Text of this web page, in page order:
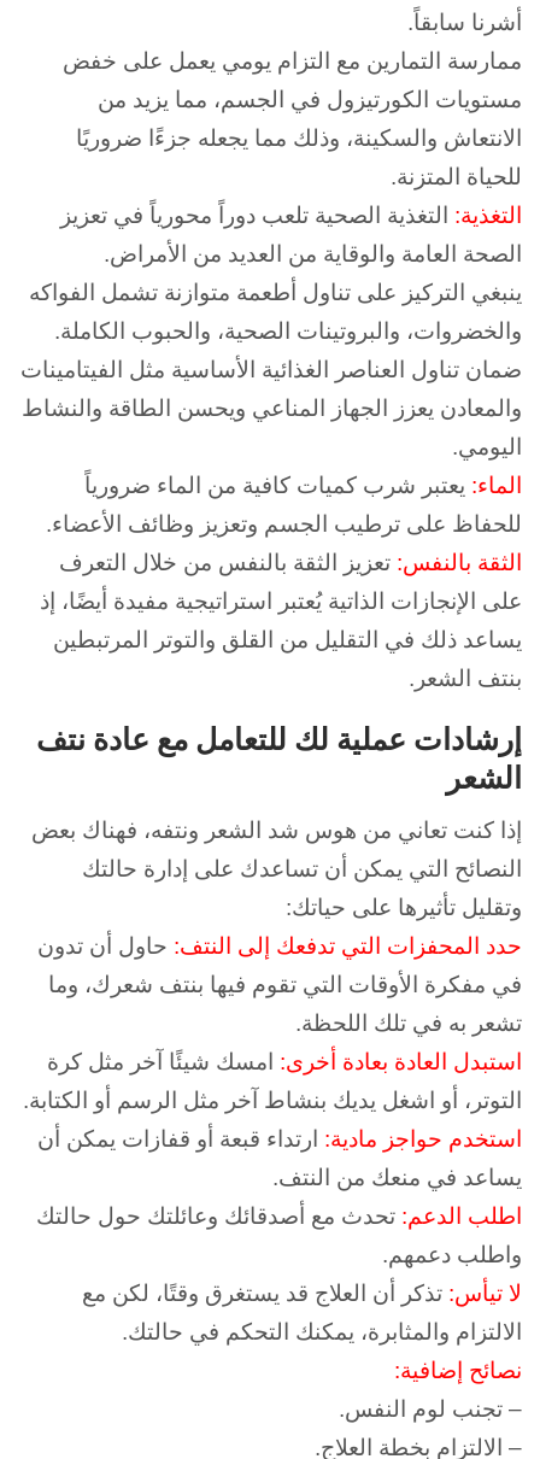
أشرنا سابقاً.
ممارسة التمارين مع التزام يومي يعمل على خفض
مستويات الكورتيزول في الجسم، مما يزيد من
الانتعاش والسكينة، وذلك مما يجعله جزءًا ضروريًا
للحياة المتزنة.
التغذية: التغذية الصحية تلعب دوراً محورياً في تعزيز
الصحة العامة والوقاية من العديد من الأمراض.
ينبغي التركيز على تناول أطعمة متوازنة تشمل الفواكه
والخضروات، والبروتينات الصحية، والحبوب الكاملة.
ضمان تناول العناصر الغذائية الأساسية مثل الفيتامينات
والمعادن يعزز الجهاز المناعي ويحسن الطاقة والنشاط
اليومي.
الماء: يعتبر شرب كميات كافية من الماء ضرورياً
للحفاظ على ترطيب الجسم وتعزيز وظائف الأعضاء.
الثقة بالنفس: تعزيز الثقة بالنفس من خلال التعرف
على الإنجازات الذاتية يُعتبر استراتيجية مفيدة أيضًا، إذ
يساعد ذلك في التقليل من القلق والتوتر المرتبطين
بنتف الشعر.
إرشادات عملية لك للتعامل مع عادة نتف
الشعر
إذا كنت تعاني من هوس شد الشعر ونتفه، فهناك بعض
النصائح التي يمكن أن تساعدك على إدارة حالتك
وتقليل تأثيرها على حياتك:
حدد المحفزات التي تدفعك إلى النتف: حاول أن تدون
في مفكرة الأوقات التي تقوم فيها بنتف شعرك، وما
تشعر به في تلك اللحظة.
استبدل العادة بعادة أخرى: امسك شيئًا آخر مثل كرة
التوتر، أو اشغل يديك بنشاط آخر مثل الرسم أو الكتابة.
استخدم حواجز مادية: ارتداء قبعة أو قفازات يمكن أن
يساعد في منعك من النتف.
اطلب الدعم: تحدث مع أصدقائك وعائلتك حول حالتك
واطلب دعمهم.
لا تيأس: تذكر أن العلاج قد يستغرق وقتًا، لكن مع
الالتزام والمثابرة، يمكنك التحكم في حالتك.
نصائح إضافية:
– تجنب لوم النفس.
– الالتزام بخطة العلاج.